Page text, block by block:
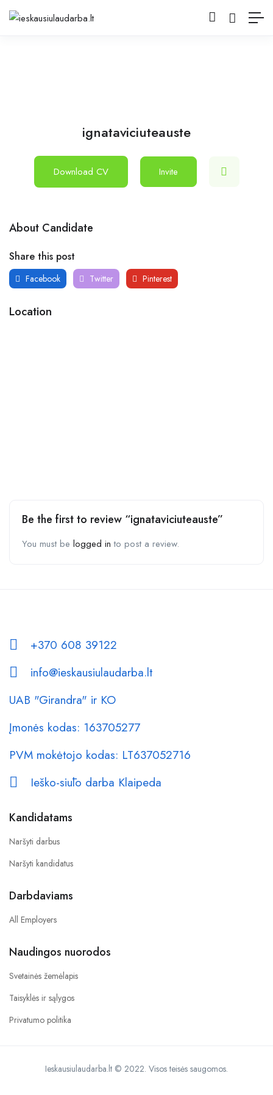
ignataviciuteauste
Download CV Invite
About Candidate
Share this post
Facebook Twitter Pinterest
Location
Be the first to review “ignataviciuteauste”
You must be logged in to post a review.
+370 608 39122
info@ieskausiulaudarba.lt
UAB "Girandra" ir KO
Įmonės kodas: 163705277
PVM mokėtojo kodas: LT637052716
Ieško-siūlo darba Klaipeda
Kandidatams
Naršyti darbus
Naršyti kandidatus
Darbdaviams
All Employers
Naudingos nuorodos
Svetainės žemėlapis
Taisyklės ir sąlygos
Privatumo politika
Ieskausiulaudarba.lt © 2022. Visos teisės saugomos.